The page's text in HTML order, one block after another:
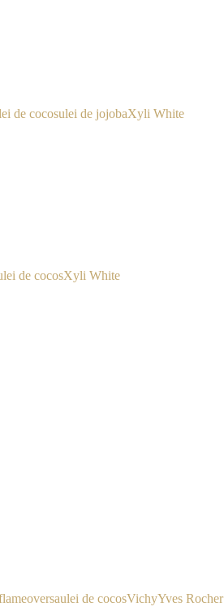
de cocosulei de jojobaXyli White
de cocosXyli White
oversaulei de cocosVichyYves Rocher